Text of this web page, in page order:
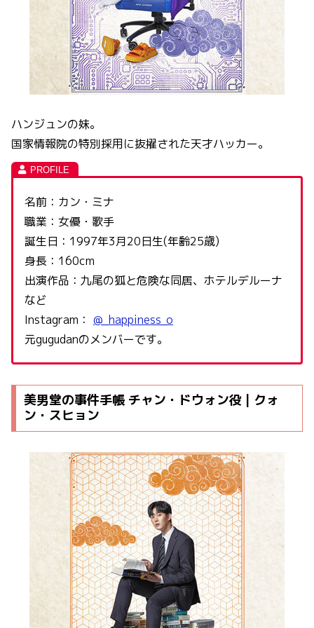
ハンジュンの妹。
国家情報院の特別採用に抜擢された天才ハッカー。
名前：カン・ミナ
職業：女優・歌手
誕生日：1997年3月20日生(年齢25歳)
身長：160cm
出演作品：九尾の狐と危険な同居、ホテルデルーナ
など
Instagram： @_happiness_o
元gugudanのメンバーです。
美男堂の事件手帳 チャン・ドウォン役 | クォ
ン・スヒョン